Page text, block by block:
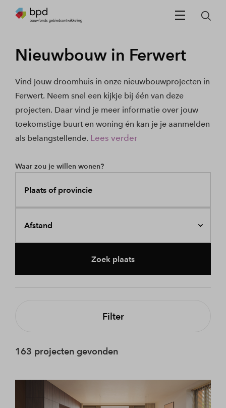
Nieuwbouw in Ferwert
Vind jouw droomhuis in onze nieuwbouwprojecten in
Ferwert. Neem snel een kijkje bij één van deze
projecten. Daar vind je meer informatie over jouw
toekomstige buurt en woning én kan je je aanmelden
als belangstellende. Lees verder
Waar zou je willen wonen?
Plaats of provincie
Afstand
Zoek plaats
Filter
163 projecten gevonden